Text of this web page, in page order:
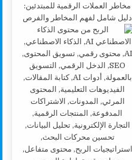
مخاطر العملات الرقمية للمبتدئين:
دليل شامل لفهم المخاطر والفرص